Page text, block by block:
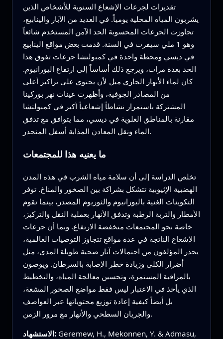
تقديرات لجرعات الإشعاع السنوية للأشخاص الذين
يشربون المياه المحلية يومياً. في العديد من الآبار والينابيع،
تجاوزت الجرعات المحسوبة الحد الآمن المستخدم شائعاً
وهو 1 ملي سيفرت في السنة. قدمت بعض مواقع الينابيع
في ديسي ومحطة واحدة في كمبولتشا جرعات تفوق هذا
الحد بعدة مرات، ويرجع ذلك أساساً إلى ارتفاع اليورانيوم.
كان لماء الأنهار الجاري ميل لأن يحتوي على تراكيز أعلى
من المصادر الجوفية، وأظهرت عينات نهر بوركينا
المشتركة باستمرار نشاطاً إشعاعياً أكبر في كمبولتشا
مقارنة بالمناطق العلوية في ديسي، مما يتوافق مع تدفق
الماء ونقل المعادن المذابة أسفل المنحدر.
ما يعنيه هذا للمجتمعات
تخلص الدراسة إلى أن سلامة مياه الشرب في هذه المدن
الهضبية الإثيوبية تتشكل بشراكة بين الصخور والمناخ. توفر
التكوينات الغنية باليورانيوم والثوريوم المصدر، بينما تقوم
الأمطار والتربة الرطبة وتدفق الأنهار بعملية النقل والتركيز،
خاصة نحو المجتمعات منخفضة الارتفاع. وبما أن جرعات
الإشعاع الناتجة في عدة مواقع تتجاوز التوصيات العالمية،
يحذر المؤلفون من احتمالات آثار صحية طويلة المدى، مثل
أضرار الكلى وزيادة خطر الإصابة بالسرطان. ويوصون
بالمراقبة المستمرة، وتحسين معالجة المياه، والتخطيط
الذي يأخذ في الاعتبار ليس فقط مواضع الصخور المشعة،
بل أيضاً كيفية إعادة توزيع محتوياتها عبر العواصف
والجريان السطحي والأنهار مع مرور الزمن.
الاستشهاد: Geremew, H., Mekonnen, Y. & Admasu,